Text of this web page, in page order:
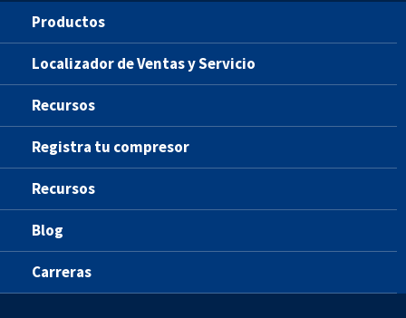
Productos
Localizador de Ventas y Servicio
Recursos
Registra tu compresor
Recursos
Blog
Carreras